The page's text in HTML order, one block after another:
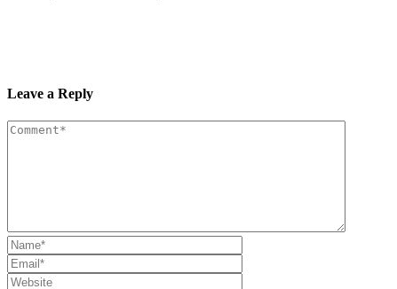
Leave a Reply